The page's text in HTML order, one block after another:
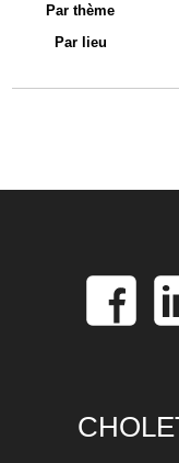
Par thème
Par lieu